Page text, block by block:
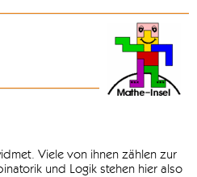
Viele von ihnen zählen zur
und Logik stehen hier also